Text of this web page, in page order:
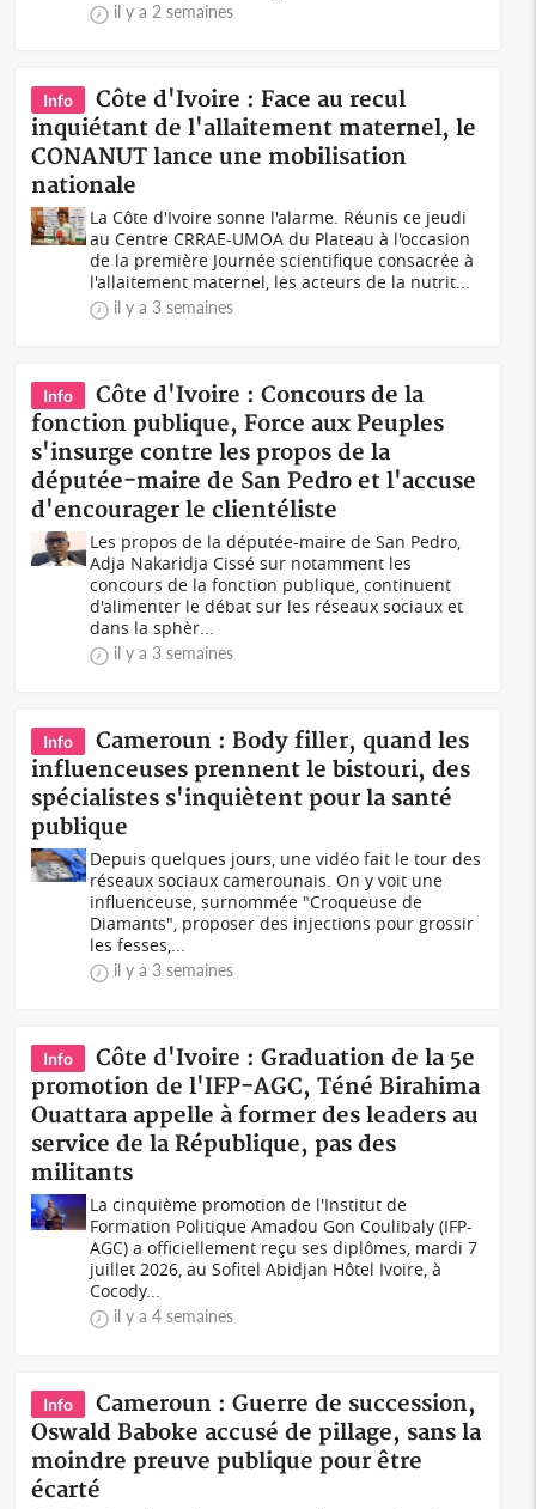
il y a 2 semaines
Info
Côte d'Ivoire : Face au recul
inquiétant de l'allaitement maternel, le
CONANUT lance une mobilisation
nationale
La Côte d'Ivoire sonne l'alarme. Réunis ce jeudi
au Centre CRRAE-UMOA du Plateau à l'occasion
de la première Journée scientifique consacrée à
l'allaitement maternel, les acteurs de la nutrit...
il y a 3 semaines
Info
Côte d'Ivoire : Concours de la
fonction publique, Force aux Peuples
s'insurge contre les propos de la
députée-maire de San Pedro et l'accuse
d'encourager le clientéliste
Les propos de la députée-maire de San Pedro,
Adja Nakaridja Cissé sur notamment les
concours de la fonction publique, continuent
d'alimenter le débat sur les réseaux sociaux et
dans la sphèr...
il y a 3 semaines
Info
Cameroun : Body filler, quand les
influenceuses prennent le bistouri, des
spécialistes s'inquiètent pour la santé
publique
Depuis quelques jours, une vidéo fait le tour des
réseaux sociaux camerounais. On y voit une
influenceuse, surnommée "Croqueuse de
Diamants", proposer des injections pour grossir
les fesses,...
il y a 3 semaines
Info
Côte d'Ivoire : Graduation de la 5e
promotion de l'IFP-AGC, Téné Birahima
Ouattara appelle à former des leaders au
service de la République, pas des
militants
La cinquième promotion de l'Institut de
Formation Politique Amadou Gon Coulibaly (IFP-
AGC) a officiellement reçu ses diplômes, mardi 7
juillet 2026, au Sofitel Abidjan Hôtel Ivoire, à
Cocody...
il y a 4 semaines
Info
Cameroun : Guerre de succession,
Oswald Baboke accusé de pillage, sans la
moindre preuve publique pour être
écarté